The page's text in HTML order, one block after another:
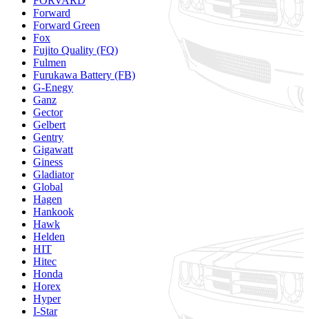
Forward
Forward Green
Fox
Fujito Quality (FQ)
Fulmen
Furukawa Battery (FB)
G-Enegy
Ganz
Gector
Gelbert
Gentry
Gigawatt
Giness
Gladiator
Global
Hagen
Hankook
Hawk
Helden
HIT
Hitec
Honda
Horex
Hyper
I-Star